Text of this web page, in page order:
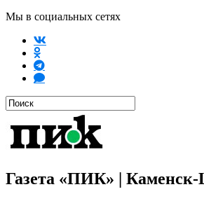
Мы в социальных сетях
Газета «ПИК» |